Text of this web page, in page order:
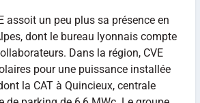
assoit un peu plus sa présence en
dont le bureau lyonnais compte
Dans la région, CVE
pour une puissance installée
la CAT à Quincieux, centrale